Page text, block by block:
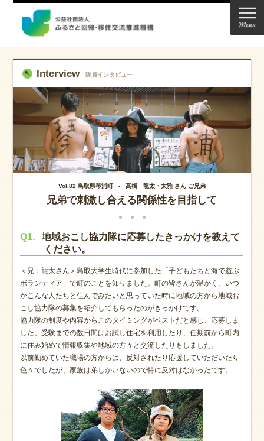
Interview 隊員インタビュー
Vol.82 鳥取県琴浦町 - 高橋 龍太・太雅 さん ご兄弟
兄弟で刺激し合える関係性を目指して
Q1.
地域おこし協力隊に応募したきっかけを教えて
ください。
＜兄：龍太さん＞鳥取大学生時代に参加した「子どもたちと海で遊ぶ
ボランティア」で町のことを知りました。町の皆さんが温かく、いつ
かこんな人たちと住んでみたいと思っていた時に地域の方から地域お
こし協力隊の募集を紹介してもらったのがきっかけです。
協力隊の制度や内容からこのタイミングがベストだと感じ、応募しま
した。受験までの数日間はお試し住宅を利用したり、任期前から町内
に住み始めて情報収集や地域の方々と交流したりもしました。
以前勤めていた職場の方からは、反対されたり応援していただいたり
色々でしたが、家族は弟しかいないので特に反対はなかったです。